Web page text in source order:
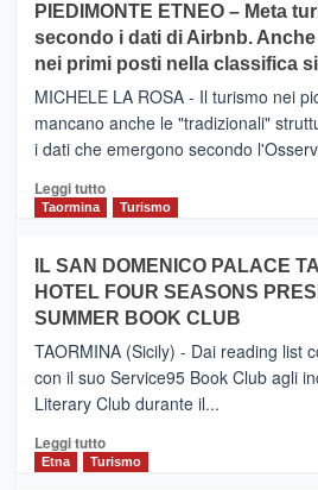
CATANIA
–
Inaugurato
il
nuovo
collegamento
tra
e
Zanzibar
da
Neos
PIEDIMONTE ETNEO – Meta
secondo i dati di Airbnb. Anche
nei primi posti nella classifica
MICHELE LA ROSA - Il turismo nei
mancano anche le "tradizionali"
i dati che emergono secondo
Leggi tuttoLeggi
PIEDIMONTE
ETNEO
–
Meta
turistica
privilegiata
secondo
dati
di
Taormina Turismo
IL SAN DOMENICO PALACE
HOTEL FOUR SEASONS
SUMMER BOOK CLUB
TAORMINA (Sicily) - Dai reading list
con il suo Service95 Book Club agli
Literary Club durante il...
Leggi tuttoLeggi
di
Etna Turismo